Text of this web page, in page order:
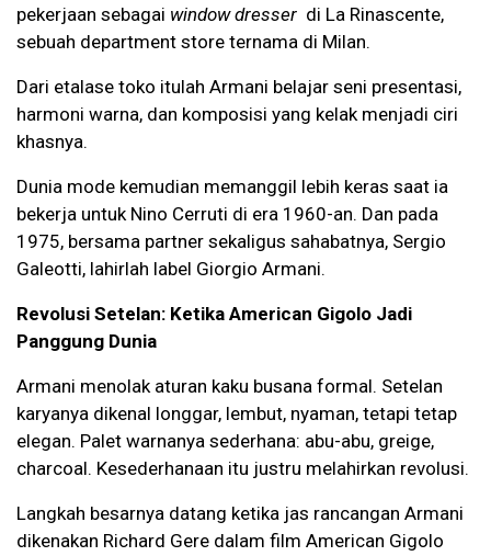
pekerjaan sebagai window dresser di La Rinascente,
sebuah department store ternama di Milan.
Dari etalase toko itulah Armani belajar seni presentasi,
harmoni warna, dan komposisi yang kelak menjadi ciri
khasnya.
Dunia mode kemudian memanggil lebih keras saat ia
bekerja untuk Nino Cerruti di era 1960-an. Dan pada
1975, bersama partner sekaligus sahabatnya, Sergio
Galeotti, lahirlah label Giorgio Armani.
Revolusi Setelan: Ketika American Gigolo Jadi
Panggung Dunia
Armani menolak aturan kaku busana formal. Setelan
karyanya dikenal longgar, lembut, nyaman, tetapi tetap
elegan. Palet warnanya sederhana: abu-abu, greige,
charcoal. Kesederhanaan itu justru melahirkan revolusi.
Langkah besarnya datang ketika jas rancangan Armani
dikenakan Richard Gere dalam film American Gigolo